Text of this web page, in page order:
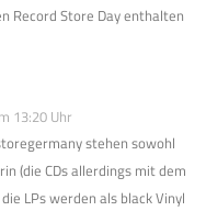
Record Store Day enthalten
13:20 Uhr
stehen sowohl
(die CDs allerdings mit dem
LPs werden als black Vinyl